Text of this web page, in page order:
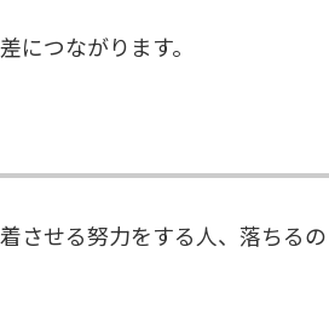
につながります。
させる努力をする人、落ちるの